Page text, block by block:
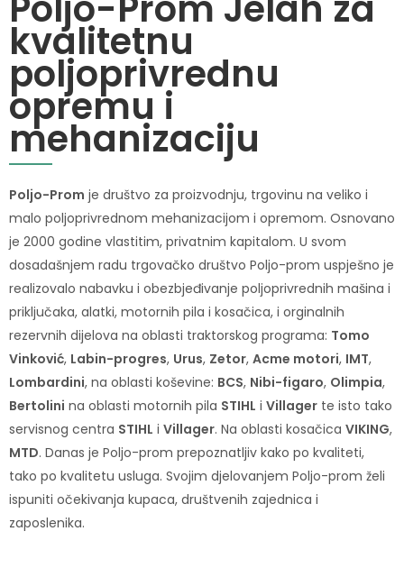
kvalitetnu
poljoprivrednu
opremu i
mehanizaciju
Poljo-Prom je društvo za proizvodnju, trgovinu na veliko i
malo poljoprivrednom mehanizacijom i opremom. Osnovano
je 2000 godine vlastitim, privatnim kapitalom. U svom
dosadašnjem radu trgovačko društvo Poljo-prom uspješno je
realizovalo nabavku i obezbjeđivanje poljoprivrednih mašina i
priključaka, alatki, motornih pila i kosačica, i orginalnih
rezervnih dijelova na oblasti traktorskog programa: Tomo
Vinković, Labin-progres, Urus, Zetor, Acme motori, IMT,
Lombardini, na oblasti koševine: BCS, Nibi-figaro, Olimpia,
Bertolini na oblasti motornih pila STIHL i Villager te isto tako
servisnog centra STIHL i Villager. Na oblasti kosačica VIKING,
MTD. Danas je Poljo-prom prepoznatljiv kako po kvaliteti,
tako po kvalitetu usluga. Svojim djelovanjem Poljo-prom želi
ispuniti očekivanja kupaca, društvenih zajednica i
zaposlenika.